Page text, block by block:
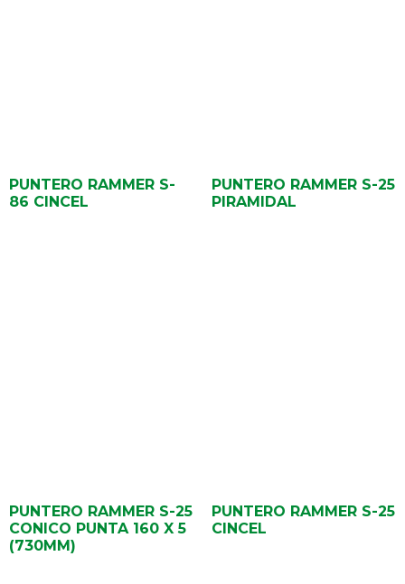
PUNTERO RAMMER S-
86 CINCEL
PUNTERO RAMMER S-25
PIRAMIDAL
PUNTERO RAMMER S-25
CONICO PUNTA 160 X 5
(730MM)
PUNTERO RAMMER S-25
CINCEL